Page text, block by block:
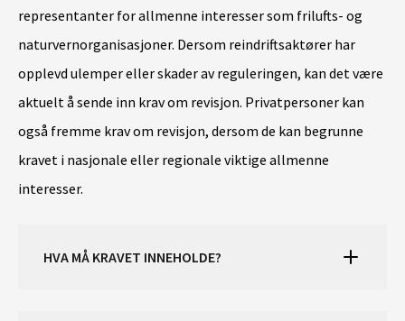
representanter for allmenne interesser som frilufts- og
naturvernorganisasjoner. Dersom reindriftsaktører har
opplevd ulemper eller skader av reguleringen, kan det være
aktuelt å sende inn krav om revisjon. Privatpersoner kan
også fremme krav om revisjon, dersom de kan begrunne
kravet i nasjonale eller regionale viktige allmenne
interesser.
HVA MÅ KRAVET INNEHOLDE?